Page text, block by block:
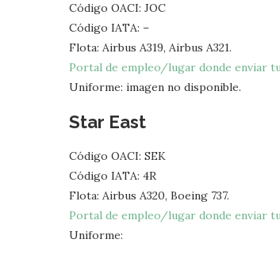
Código OACI: JOC
Código IATA: –
Flota: Airbus A319, Airbus A321.
Portal de empleo/lugar donde enviar
Uniforme: imagen no disponible.
Star East
Código OACI: SEK
Código IATA: 4R
Flota: Airbus A320, Boeing 737.
Portal de empleo/lugar donde enviar
Uniforme: